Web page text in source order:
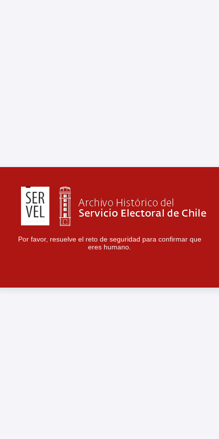
Por favor, resuelve el reto de seguridad para confirmar que
eres humano.